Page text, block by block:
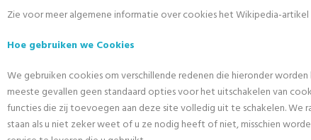
Zie voor meer algemene informatie over cookies het Wikipedia-
Hoe gebruiken we Cookies
We gebruiken cookies om verschillende redenen die hieronder worden
meeste gevallen geen standaard opties voor het uitschakelen van
functies die zij toevoegen aan deze site volledig uit te schakelen. We
staan als u niet zeker weet of u ze nodig heeft of niet, misschien